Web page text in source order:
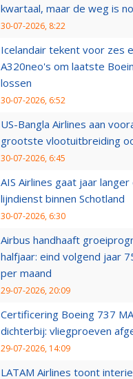
kwartaal, maar de weg is
30-07-2026, 8:22
Icelandair tekent voor zes
A320neo's om laatste
lossen
30-07-2026, 6:52
US-Bangla Airlines aan
grootste vlootuitbreiding
30-07-2026, 6:45
AIS Airlines gaat jaar
lijndienst binnen Schotland
30-07-2026, 6:30
Airbus handhaaft
halfjaar: eind volgend jaar
per maand
29-07-2026, 20:09
Certificering Boeing 737
dichterbij: vliegproeven
29-07-2026, 14:09
LATAM Airlines toont